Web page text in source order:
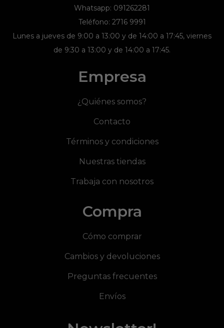
Whatsapp: 091262281
Teléfono: 2716 9991
Lunes a jueves de 9:00 a 13:00 y de 14:00 a 17:45, viernes
de 9:30 a 13:00 y de 14:00 a 17:45.
Empresa
¿Quiénes somos?
Contacto
Términos y condiciones
Nuestras tiendas
Trabaja con nosotros
Compra
Cómo comprar
Cambios y devoluciones
Preguntas frecuentes
Envíos